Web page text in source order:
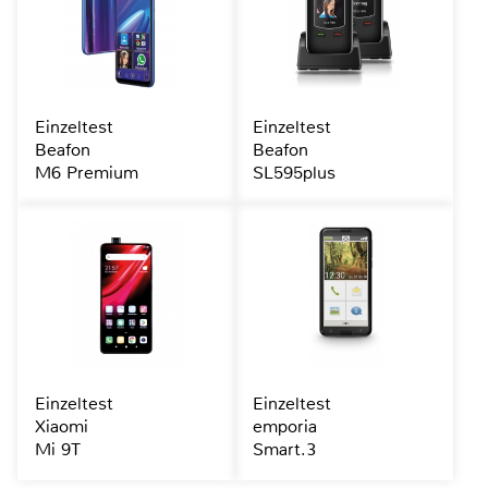
Einzeltest
Beafon
M6 Premium
Einzeltest
Beafon
SL595plus
Einzeltest
Xiaomi
Mi 9T
Einzeltest
emporia
Smart.3